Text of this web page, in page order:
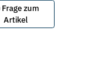
Frage zum
Artikel